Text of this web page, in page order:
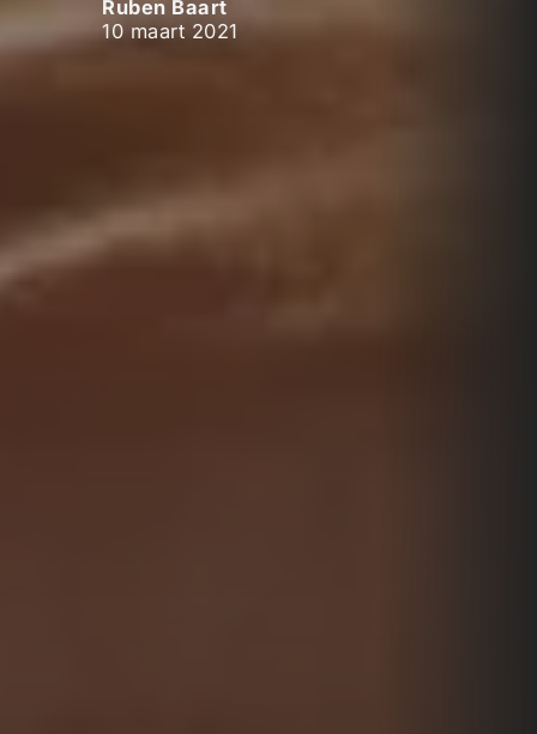
Ruben Baart
10 maart 2021